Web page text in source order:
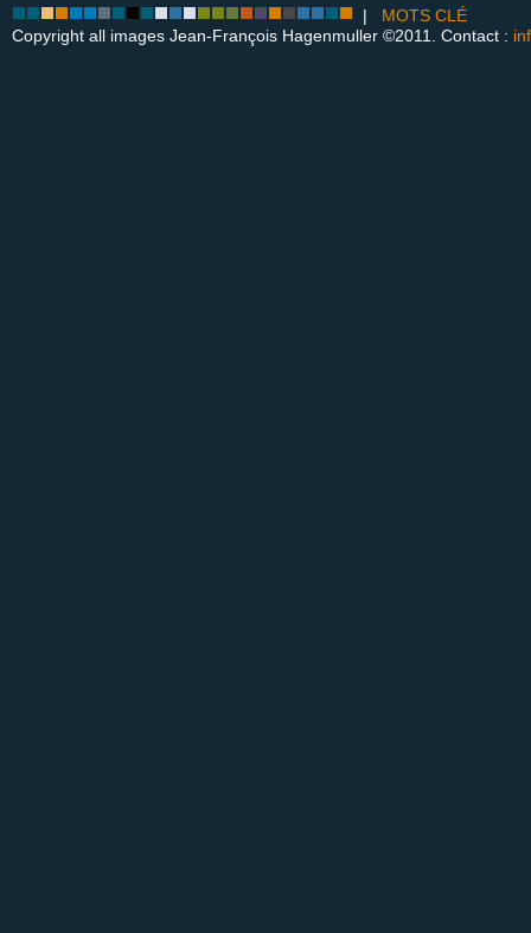
| MOTS CLÉ
Copyright all images Jean-François Hagenmuller ©2011. Contact :